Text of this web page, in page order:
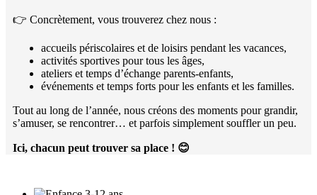
👉 Concrètement, vous trouverez chez nous :
accueils périscolaires et de loisirs pendant les vacances,
activités sportives pour tous les âges,
ateliers et temps d’échange parents-enfants,
événements et temps forts pour les enfants et les familles.
Tout au long de l’année, nous créons des moments pour grandir,
s’amuser, se rencontrer… et parfois simplement souffler un peu.
Ici, chacun peut trouver sa place ! 😊